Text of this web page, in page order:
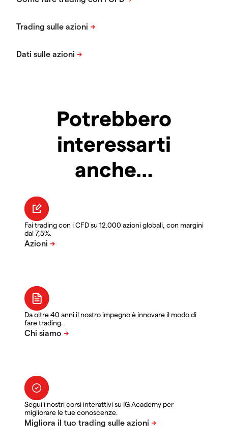
Potrebbero
interessarti
anche…
Fai trading con i CFD su 12.000 azioni globali, con margini
dal 7,5%.
Da oltre 40 anni il nostro impegno è innovare il modo di
fare trading.
Segui i nostri corsi interattivi su IG Academy per
migliorare le tue conoscenze.